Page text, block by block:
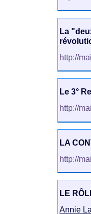
La
http://
Le 3°
http://
LA
http://
LE
Annie